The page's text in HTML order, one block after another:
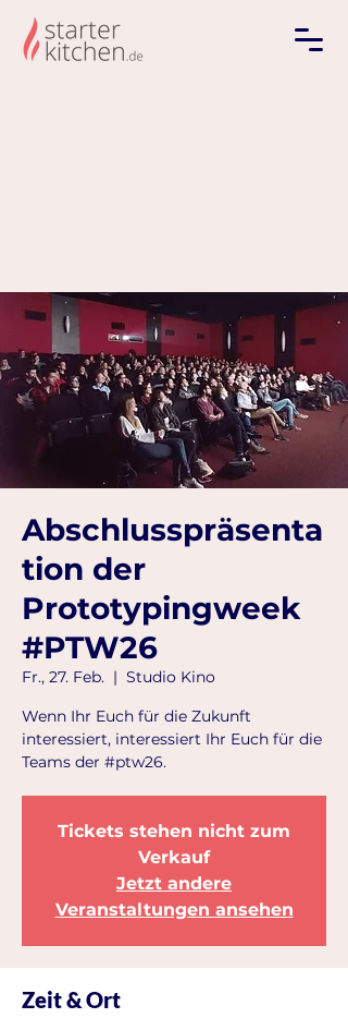
Abschlusspräsenta
tion der
Prototypingweek
#PTW26
Fr., 27. Feb.
  |
Studio Kino
Wenn Ihr Euch für die Zukunft
interessiert, interessiert Ihr Euch für die
Teams der #ptw26.
Tickets stehen nicht zum
Verkauf
Jetzt andere
Veranstaltungen ansehen
Zeit & Ort